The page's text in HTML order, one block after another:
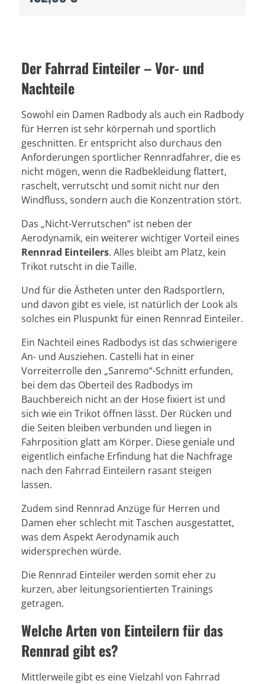
Der Fahrrad Einteiler – Vor- und
Nachteile
Sowohl ein Damen Radbody als auch ein Radbody
für Herren ist sehr körpernah und sportlich
geschnitten. Er entspricht also durchaus den
Anforderungen sportlicher Rennradfahrer, die es
nicht mögen, wenn die Radbekleidung flattert,
raschelt, verrutscht und somit nicht nur den
Windfluss, sondern auch die Konzentration stört.
Das „Nicht-Verrutschen“ ist neben der
Aerodynamik, ein weiterer wichtiger Vorteil eines
Rennrad Einteilers. Alles bleibt am Platz, kein
Trikot rutscht in die Taille.
Und für die Ästheten unter den Radsportlern,
und davon gibt es viele, ist natürlich der Look als
solches ein Pluspunkt für einen Rennrad Einteiler.
Ein Nachteil eines Radbodys ist das schwierigere
An- und Ausziehen. Castelli hat in einer
Vorreiterrolle den „Sanremo“-Schnitt erfunden,
bei dem das Oberteil des Radbodys im
Bauchbereich nicht an der Hose fixiert ist und
sich wie ein Trikot öffnen lässt. Der Rücken und
die Seiten bleiben verbunden und liegen in
Fahrposition glatt am Körper. Diese geniale und
eigentlich einfache Erfindung hat die Nachfrage
nach den Fahrrad Einteilern rasant steigen
lassen.
Zudem sind Rennrad Anzüge für Herren und
Damen eher schlecht mit Taschen ausgestattet,
was dem Aspekt Aerodynamik auch
widersprechen würde.
Die Rennrad Einteiler werden somit eher zu
kurzen, aber leitungsorientierten Trainings
getragen.
Welche Arten von Einteilern für das
Rennrad gibt es?
Mittlerweile gibt es eine Vielzahl von Fahrrad